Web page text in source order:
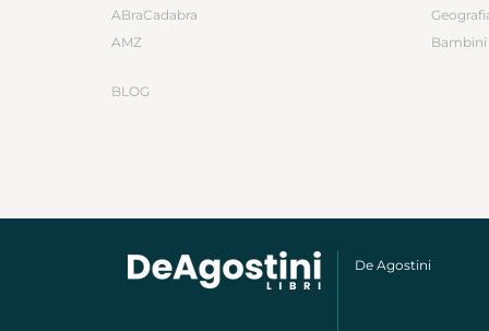
ABraCadabra
AMZ
BLOG
Bambini
De Agostini